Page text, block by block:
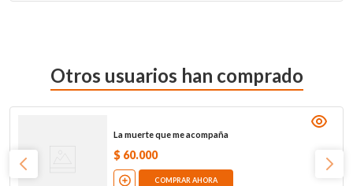
Otros usuarios han comprado
La muerte que me acompaña
$ 60.000
COMPRAR AHORA